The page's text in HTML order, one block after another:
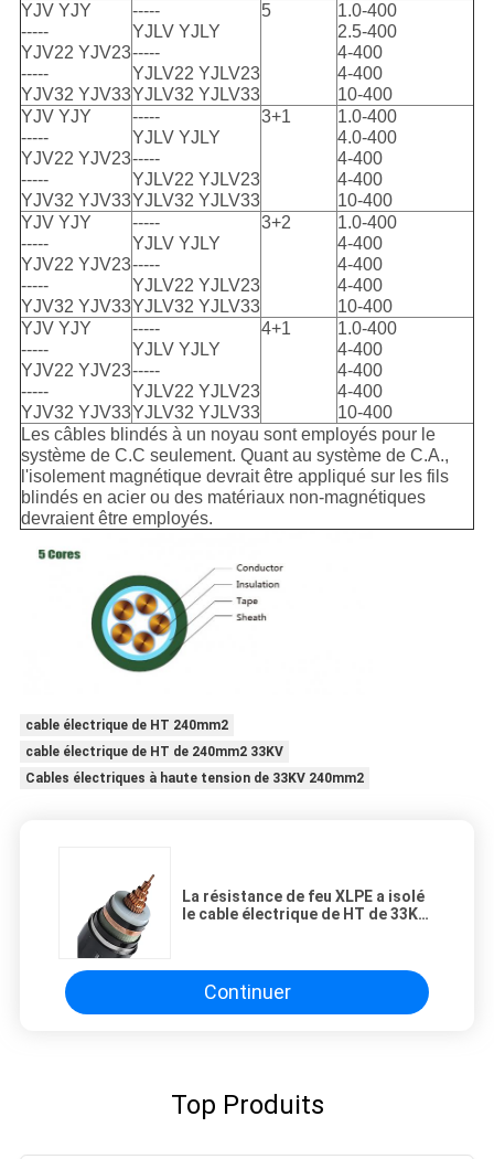
YJV YJY
-----
YJV22 YJV23
-----
YJV32 YJV33
-----
YJLV YJLY
-----
YJLV22 YJLV23
YJLV32 YJLV33
5
1.0-400
2.5-400
4-400
4-400
10-400
YJV YJY
-----
YJV22 YJV23
-----
YJV32 YJV33
-----
YJLV YJLY
-----
YJLV22 YJLV23
YJLV32 YJLV33
3+1
1.0-400
4.0-400
4-400
4-400
10-400
YJV YJY
-----
YJV22 YJV23
-----
YJV32 YJV33
-----
YJLV YJLY
-----
YJLV22 YJLV23
YJLV32 YJLV33
3+2
1.0-400
4-400
4-400
4-400
10-400
YJV YJY
-----
YJV22 YJV23
-----
YJV32 YJV33
-----
YJLV YJLY
-----
YJLV22 YJLV23
YJLV32 YJLV33
4+1
1.0-400
4-400
4-400
4-400
10-400
Les câbles blindés à un noyau sont employés pour le
système de C.C seulement. Quant au système de C.A.,
l'isolement magnétique devrait être appliqué sur les fils
blindés en acier ou des matériaux non-magnétiques
devraient être employés.
cable électrique de HT 240mm2
cable électrique de HT de 240mm2 33KV
Cables électriques à haute tension de 33KV 240mm2
La résistance de feu XLPE a isolé
le cable électrique de HT de 33KV
Continuer
Top Produits